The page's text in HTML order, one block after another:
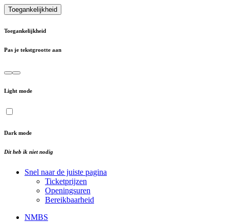
Toegankelijkheid
Toegankelijkheid
Pas je tekstgrootte aan
Light mode
Dark mode
Dit heb ik niet nodig
Snel naar de juiste pagina
Ticketprijzen
Openingsuren
Bereikbaarheid
NMBS